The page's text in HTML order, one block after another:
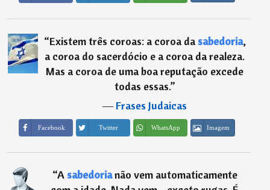
“Existem três coroas: a coroa da sabedoria,
a coroa do sacerdócio e a coroa da realeza.
Mas a coroa de uma boa reputação excede
todas essas.”
―Frases Judaicas
Facebook Twitter WhatsApp Imagem
“A sabedorianão vem automaticamente